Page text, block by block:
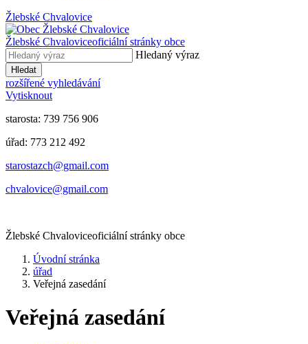
Žlebské Chvalovice
Žlebské Chvaloviceoficiální stránky obce
Hledaný výraz
Hledat
rozšířené vyhledávání
Vytisknout
starosta: 739 756 906
úřad: 773 212 492
​​​​starostazch@gmail.com
​​​​chvalovice@gmail.com
Žlebské Chvaloviceoficiální stránky obce
Úvodní stránka
úřad
Veřejná zasedání
Veřejná zasedání